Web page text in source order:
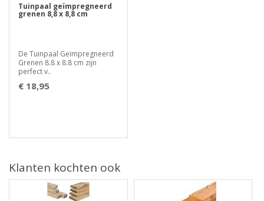
Tuinpaal geïmpregneerd
grenen 8,8 x 8,8 cm
De Tuinpaal Geïmpregneerd
Grenen 8.8 x 8.8 cm zijn
perfect v..
€ 18,95
Klanten kochten ook